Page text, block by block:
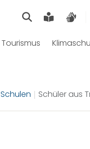
SucheLeichte
Tourismus
Schulen Schüler aus